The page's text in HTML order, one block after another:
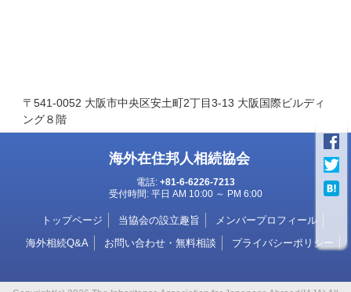
〒541-0052 大阪市中央区安土町2丁目3-13 大阪国際ビルディ
ング８階
海外在住邦人相続協会
電話: +81-6-6226-7213
受付時間: 平日 AM 10:00 ～ PM 6:00
トップページ 当協会の設立趣旨
メンバープロフィール
海外相続Q&A
お問い合わせ・無料相談 プライバシーポリシー